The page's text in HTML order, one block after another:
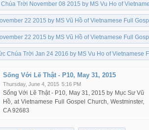
Trời November 08 2015 by MS Vu Ho of
22 2015 by MS Vũ Hồ of Vietnamese Full
22 2015 by MS Vũ Hồ of Vietnamese Full
Chúa Trời Jan 24 2016 by MS Vu Ho of Vietnamese
Sống Với Lẽ Thật - P10, May 31, 2015
Thursday, June 4, 2015 5:16 PM
Sống Với Lẽ Thật - P10, May 31, 2015 by Mục Sư Vũ
Hồ, at Vietnamese Full Gospel Church, Westminster,
CA 92683